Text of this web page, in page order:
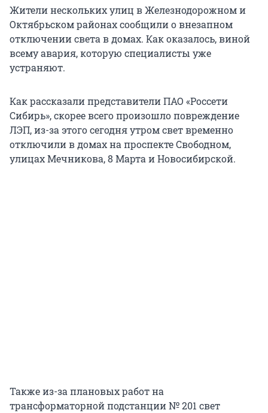
Жители нескольких улиц в Железнодорожном и
Октябрьском районах сообщили о внезапном
отключении света в домах. Как оказалось, виной
всему авария, которую специалисты уже
устраняют.
Как рассказали представители ПАО «Россети
Сибирь», скорее всего произошло повреждение
ЛЭП, из-за этого сегодня утром свет временно
отключили в домах на проспекте Свободном,
улицах Мечникова, 8 Марта и Новосибирской.
Также из-за плановых работ на
трансформаторной подстанции № 201 свет